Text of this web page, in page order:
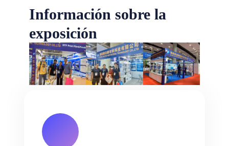
Información sobre la
exposición